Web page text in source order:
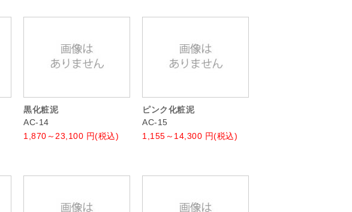
黒化粧泥
AC-14
1,870～23,100 円(税込)
ピンク化粧泥
AC-15
1,155～14,300 円(税込)